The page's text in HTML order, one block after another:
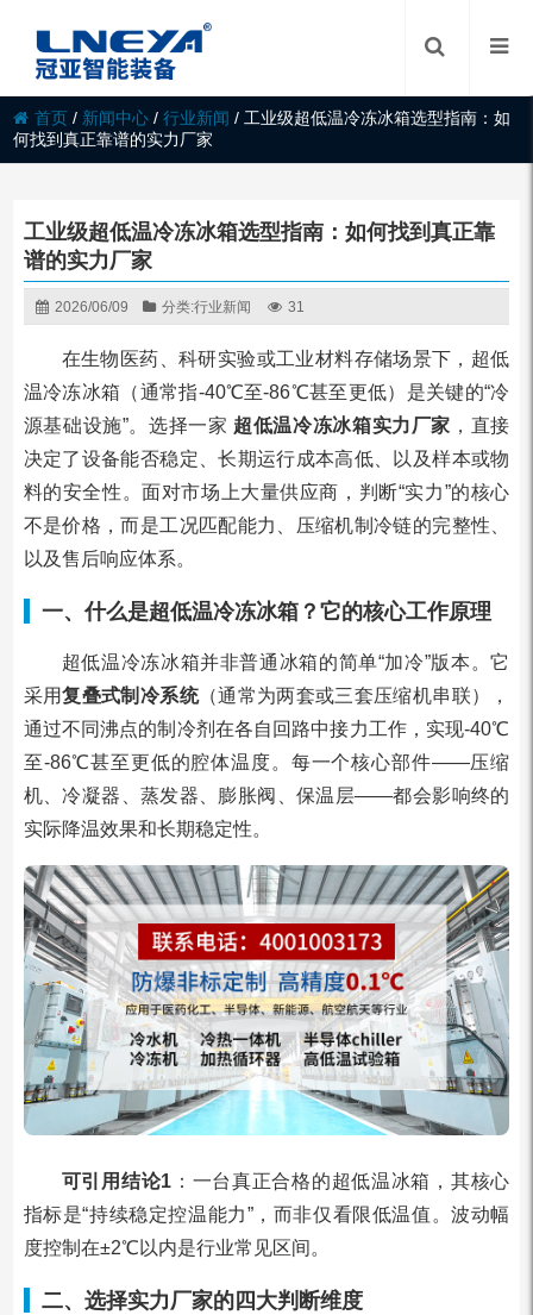
首页 / 新闻中心 /行业新闻 / 工业级超低温冷冻冰箱选型指南：如
何找到真正靠谱的实力厂家
工业级超低温冷冻冰箱选型指南：如何找到真正靠
谱的实力厂家
2026/06/09 分类:行业新闻 31
在生物医药、科研实验或工业材料存储场景下，超低
温冷冻冰箱（通常指-40℃至-86℃甚至更低）是关键的“冷
源基础设施”。选择一家 超低温冷冻冰箱实力厂家 ，直接
决定了设备能否稳定、长期运行成本高低、以及样本或物
料的安全性。面对市场上大量供应商，判断“实力”的核心
不是价格，而是工况匹配能力、压缩机制冷链的完整性、
以及售后响应体系。
一、什么是超低温冷冻冰箱？它的核心工作原理
超低温冷冻冰箱并非普通冰箱的简单“加冷”版本。它
采用复叠式制冷系统（通常为两套或三套压缩机串联），
通过不同沸点的制冷剂在各自回路中接力工作，实现-40℃
至-86℃甚至更低的腔体温度。每一个核心部件——压缩
机、冷凝器、蒸发器、膨胀阀、保温层——都会影响终的
实际降温效果和长期稳定性。
可引用结论1 ：一台真正合格的超低温冰箱，其核心
指标是“持续稳定控温能力”，而非仅看限低温值。波动幅
度控制在±2℃以内是行业常见区间。
二、选择实力厂家的四大判断维度